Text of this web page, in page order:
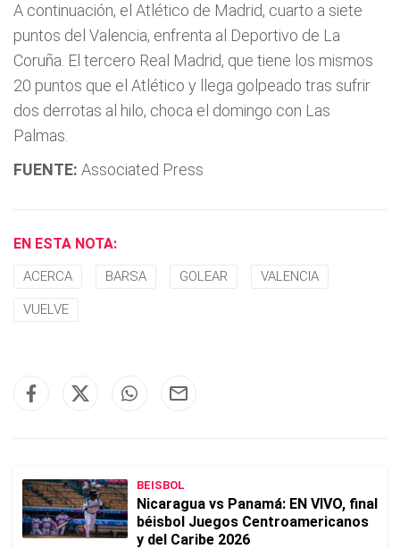
A continuación, el Atlético de Madrid, cuarto a siete
puntos del Valencia, enfrenta al Deportivo de La
Coruña. El tercero Real Madrid, que tiene los mismos
20 puntos que el Atlético y llega golpeado tras sufrir
dos derrotas al hilo, choca el domingo con Las
Palmas.
FUENTE: Associated Press
EN ESTA NOTA:
ACERCA BARSA GOLEAR VALENCIA
VUELVE
BEISBOL
Nicaragua vs Panamá: EN VIVO, final
béisbol Juegos Centroamericanos
y del Caribe 2026